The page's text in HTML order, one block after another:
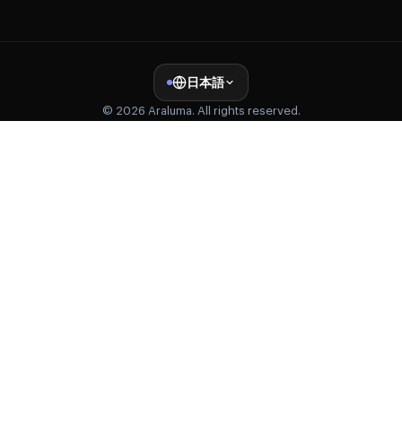
日本語
© 2026 Araluma. All rights reserved.